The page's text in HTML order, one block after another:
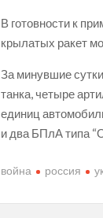
В готовности к
крылатых ракет
За минувшие сутки
танка, четыре
единиц
и два БПлА типа
война россия